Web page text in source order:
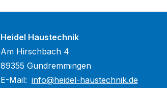
Heidel Haustechnik
Am Hirschbach 4
89355 Gundremmingen
E-Mail: info@heidel-haustechnik.de